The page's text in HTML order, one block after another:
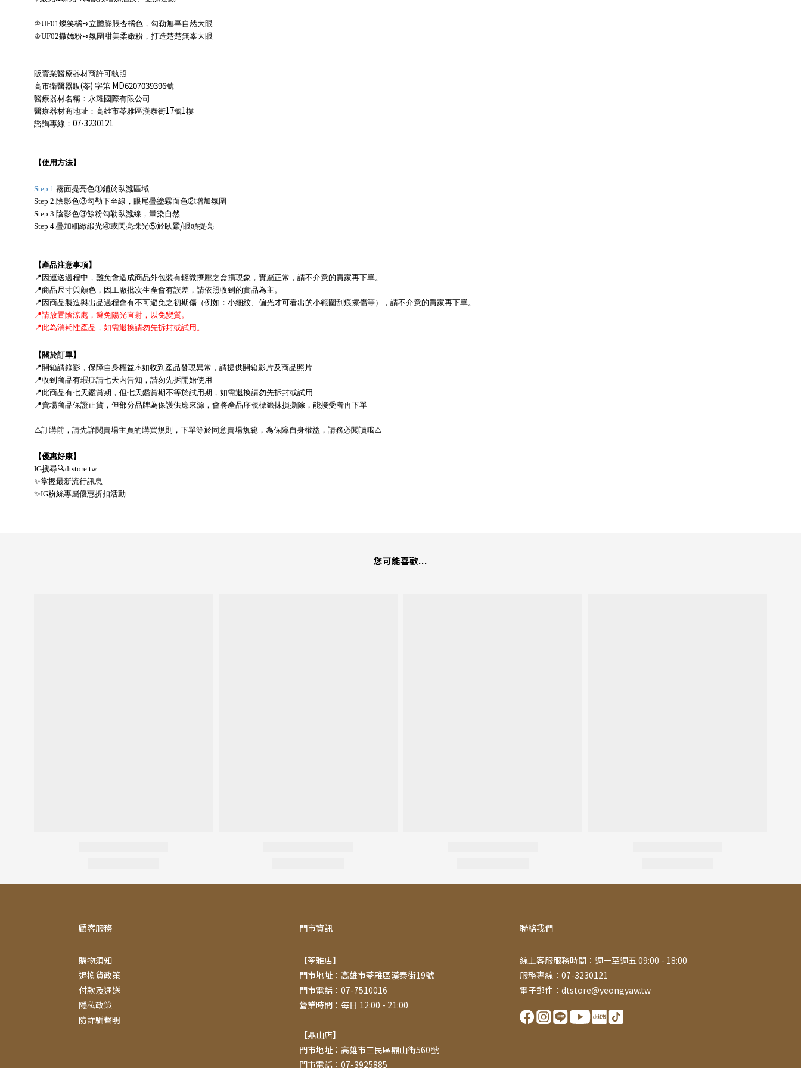
♔UF01燦笑橘➺立體膨脹杏橘色，勾勒無辜自然大眼
♔UF02撒嬌粉➺氛圍甜美柔嫩粉， 打造楚楚無辜大眼
販賣業醫療器材商許可執照
高市衛醫器販(苓) 字第 MD6207039396號
醫療器材名稱：永耀國際有限公司
醫療器材商地址：高雄市苓雅區漢泰街17號1樓
諮詢專線： 07-3230121
【使用方法】
Step 1.霧面提亮色①鋪於臥蠶區域
Step 2.陰影色③勾勒下至線，眼尾疊塗霧面色②增加氛圍
Step 3.陰影色③餘粉勾勒臥蠶線，暈染自然
Step 4.疊加細緻緞光④或閃亮珠光⑤於臥蠶/眼頭提亮
【產品注意事項】
📍 因運送過程中，難免會造成商品外包裝有輕微擠壓之盒損現象，實屬正常，請不介意的買家再下單。
📍商品尺寸與顏色，因工廠批次生產會有誤差，請依照收到的實品為主。
📍 因商品製造與出品過程會有不可避免之初期傷（例如：小細紋、偏光才可看出的小範圍刮痕擦傷等），請不介意的買家再下單。
📍請放置陰涼處，避免陽光直射，以免變質。
📍此為消耗性產品，如需退換請勿先拆封或試用。
【關於訂單】
📍開箱請錄影，保障自身權益⚠如收到產品發現異常，請提供開箱影片及商品照片
📍收到商品有瑕疵請七天內告知，請勿先拆開始使用
📍此商品有七天鑑賞期，但七天鑑賞期不等於試用期， 如需退換請勿先拆封或試用
📍賣場商品保證正貨，但部分品牌為保護供應來源，會將產品序號標籤抹損撕除，能接受者再下單
⚠訂購前，請先詳閱賣場主頁的購買規則，下單等於同意賣場規範，為保障自身權益，請務必閱讀哦⚠
【優惠好康】
IG搜尋🔍dtstore.tw
✨掌握最新流行訊息
✨IG粉絲專屬優惠折扣活動
您可能喜歡...
顧客服務
購物須知
退換貨政策
付款及運送
隱私政策
防詐騙聲明
門市資訊
【苓雅店】
門市地址：高雄市苓雅區漢泰街19號
門市電話：07-7510016
營業時間：每日 12:00 - 21:00
【鼎山店】
門市地址：高雄市三民區鼎山街560號
門市電話：07-3925885
聯絡我們
線上客服服務時間：週一至週五 09:00 - 18:00
服務專線：07-3230121
電子郵件：dtstore@yeongyaw.tw